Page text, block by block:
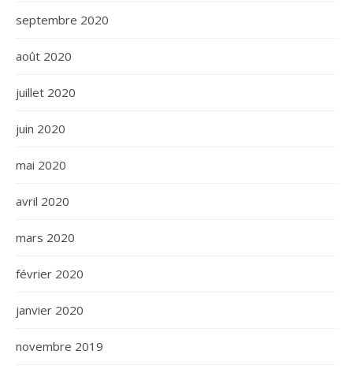
septembre 2020
août 2020
juillet 2020
juin 2020
mai 2020
avril 2020
mars 2020
février 2020
janvier 2020
novembre 2019